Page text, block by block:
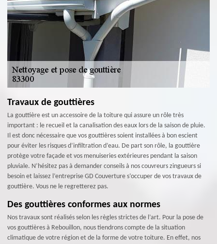
Travaux de gouttières
La gouttière est un accessoire de la toiture qui assure un rôle très
important : le recueil et la canalisation des eaux lors de la saison de pluie.
Il est donc nécessaire que vos gouttières soient installées à bon escient
pour éviter les risques d’infiltration d’eau. De part son rôle, la gouttière
protège votre façade et vos menuiseries extérieures pendant la saison
pluviale. N’hésitez pas à demander conseils à nos couvreurs zingueurs si
besoin et laissez l’entreprise GD Couverture s’occuper de vos travaux de
gouttière. Vous ne le regretterez pas.
Des gouttières conformes aux normes
Nos travaux sont réalisés selon les règles strictes de l’art. Pour la pose de
vos gouttières à Rebouillon, nous tiendrons compte de la situation
climatique de votre région et de la forme de votre toiture. En effet, nos